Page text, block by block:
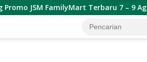
Terbaru 7 – 9 Agustus 2026